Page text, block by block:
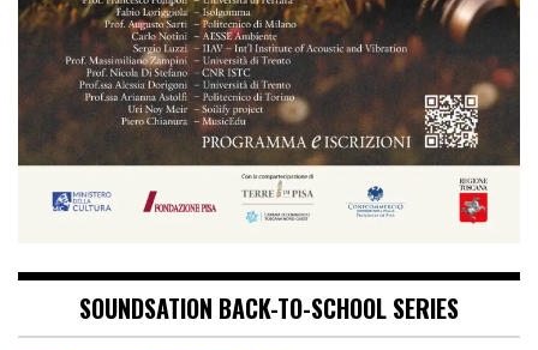
SOUNDSATION BACK-TO-SCHOOL SERIES